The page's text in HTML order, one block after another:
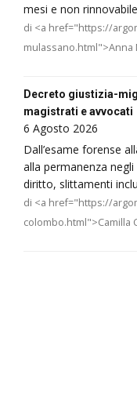
mesi e non rinnovabile
di <a href="https://
mulassano.html">Anna
Decreto giustizia-
magistrati e avvocati
6 Agosto 2026
Dall’esame forense
alla permanenza
diritto, slittamenti
di <a href="https://
colombo.html">Camilla